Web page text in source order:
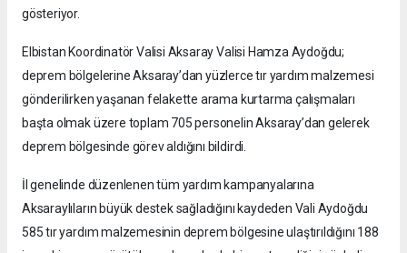
gösteriyor.
Elbistan Koordinatör Valisi Aksaray Valisi Hamza Aydoğdu;
deprem bölgelerine Aksaray’dan yüzlerce tır yardım malzemesi
gönderilirken yaşanan felakette arama kurtarma çalışmaları
başta olmak üzere toplam 705 personelin Aksaray’dan gelerek
deprem bölgesinde görev aldığını bildirdi.
İl genelinde düzenlenen tüm yardım kampanyalarına
Aksaraylıların büyük destek sağladığını kaydeden Vali Aydoğdu
585 tır yardım malzemesinin deprem bölgesine ulaştırıldığını 188